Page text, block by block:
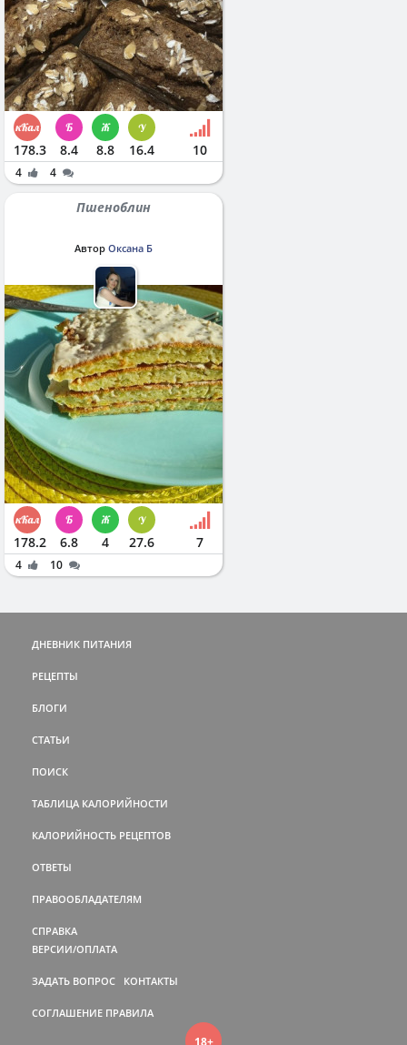
178.3 8.4 8.8 16.4 10
4 4
Пшеноблин
Автор Оксана Б
178.2 6.8 4 27.6 7
4 10
ДНЕВНИК ПИТАНИЯ
РЕЦЕПТЫ
БЛОГИ
СТАТЬИ
ПОИСК
ТАБЛИЦА КАЛОРИЙНОСТИ
КАЛОРИЙНОСТЬ РЕЦЕПТОВ
ОТВЕТЫ
ПРАВООБЛАДАТЕЛЯМ
СПРАВКА
ВЕРСИИ/ОПЛАТА
ЗАДАТЬ ВОПРОС КОНТАКТЫ
СОГЛАШЕНИЕ ПРАВИЛА
18+